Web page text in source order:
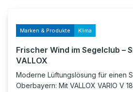
Marken & Produkte Klima
Frischer Wind im Segelclub –
VALLOX
Moderne Lüftungslösung für einen
Oberbayern: Mit VALLOX VARIO V